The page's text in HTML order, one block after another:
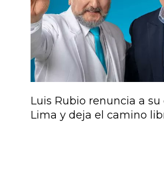
Luis Rubio renuncia a
Lima y deja el camino